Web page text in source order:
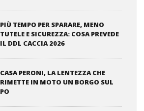
PIÙ TEMPO PER SPARARE, MENO
TUTELE E SICUREZZA: COSA PREVEDE
IL DDL CACCIA 2026
CASA PERONI, LA LENTEZZA CHE
RIMETTE IN MOTO UN BORGO SUL
PO